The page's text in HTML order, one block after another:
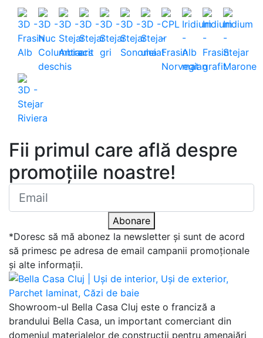
Fii primul care află despre
promoțiile noastre!
Abonare
*Doresc să mă abonez la newsletter și sunt de acord
să primesc pe adresa de email campanii promoționale
și alte informații.
Showroom-ul Bella Casa Cluj este o franciză a
brandului Bella Casa, un important comerciant din
domeniul materialelor de construcții pentru amenajări